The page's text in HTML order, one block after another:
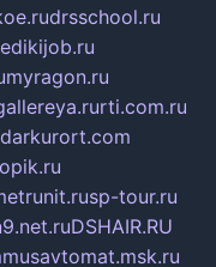
drsschool.ru
myragon.ru
rti.com.ru
sp-tour.ru
DSHAIR.RU
musavtomat.msk.ru